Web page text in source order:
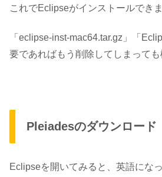
これでEclipseがインストールできま
「eclipse-inst-mac64.tar.gz」「
要であればもう削除してしまっても
Pleiadesのダウンロード
Eclipseを開いてみると、英語になっ